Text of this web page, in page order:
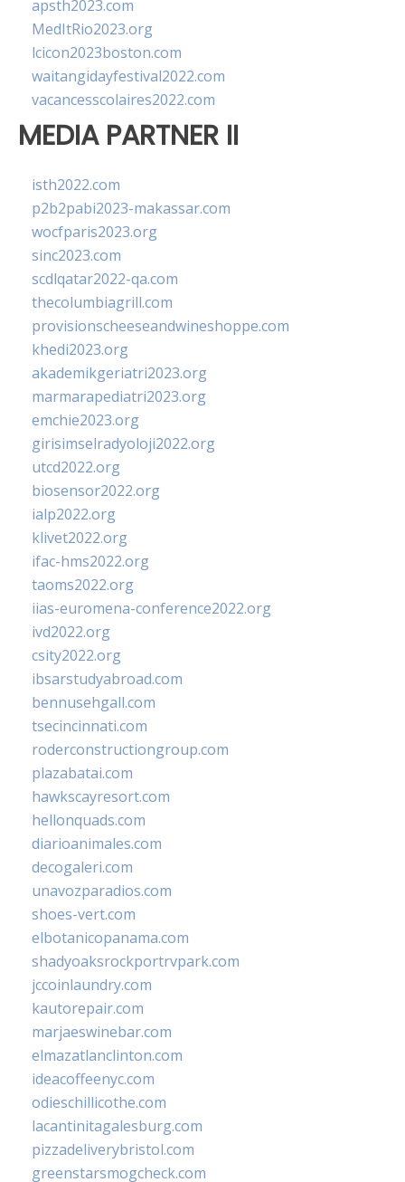
apsth2023.com
MedItRio2023.org
lcicon2023boston.com
waitangidayfestival2022.com
vacancesscolaires2022.com
MEDIA PARTNER II
isth2022.com
p2b2pabi2023-makassar.com
wocfparis2023.org
sinc2023.com
scdlqatar2022-qa.com
thecolumbiagrill.com
provisionscheeseandwineshoppe.com
khedi2023.org
akademikgeriatri2023.org
marmarapediatri2023.org
emchie2023.org
girisimselradyoloji2022.org
utcd2022.org
biosensor2022.org
ialp2022.org
klivet2022.org
ifac-hms2022.org
taoms2022.org
iias-euromena-conference2022.org
ivd2022.org
csity2022.org
ibsarstudyabroad.com
bennusehgall.com
tsecincinnati.com
roderconstructiongroup.com
plazabatai.com
hawkscayresort.com
hellonquads.com
diarioanimales.com
decogaleri.com
unavozparadios.com
shoes-vert.com
elbotanicopanama.com
shadyoaksrockportrvpark.com
jccoinlaundry.com
kautorepair.com
marjaeswinebar.com
elmazatlanclinton.com
ideacoffeenyc.com
odieschillicothe.com
lacantinitagalesburg.com
pizzadeliverybristol.com
greenstarsmogcheck.com